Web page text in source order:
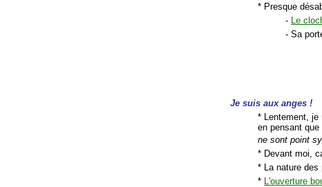
* Presque
-
Le
- Sa
Je suis aux anges !
* Lentement, je
en pensant
ne sont point
* Devant moi,
* La nature des
*
L'ouverture